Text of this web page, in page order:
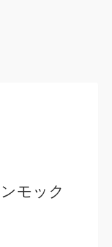
モック